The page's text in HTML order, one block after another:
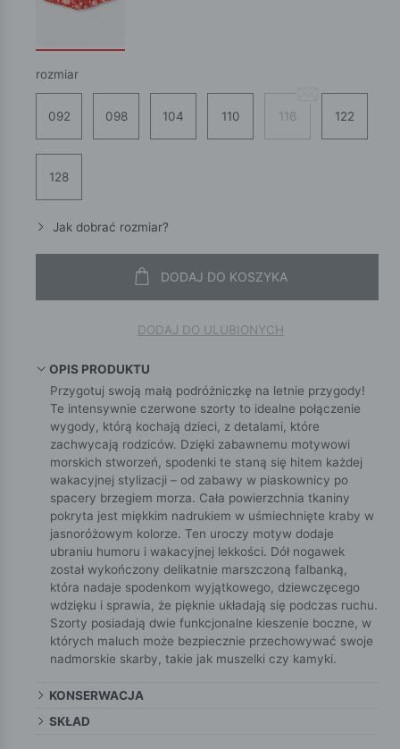
rozmiar
092 098 104 110 116 122
128
Jak dobrać rozmiar?
DODAJ DO KOSZYKA
DODAJ DO ULUBIONYCH
OPIS PRODUKTU
Przygotuj swoją małą podróżniczkę na letnie przygody!
Te intensywnie czerwone szorty to idealne połączenie
wygody, którą kochają dzieci, z detalami, które
zachwycają rodziców. Dzięki zabawnemu motywowi
morskich stworzeń, spodenki te staną się hitem każdej
wakacyjnej stylizacji – od zabawy w piaskownicy po
spacery brzegiem morza. Cała powierzchnia tkaniny
pokryta jest miękkim nadrukiem w uśmiechnięte kraby w
jasnoróżowym kolorze. Ten uroczy motyw dodaje
ubraniu humoru i wakacyjnej lekkości. Dół nogawek
został wykończony delikatnie marszczoną falbanką,
która nadaje spodenkom wyjątkowego, dziewczęcego
wdzięku i sprawia, że pięknie układają się podczas ruchu.
Szorty posiadają dwie funkcjonalne kieszenie boczne, w
których maluch może bezpiecznie przechowywać swoje
nadmorskie skarby, takie jak muszelki czy kamyki.
KONSERWACJA
SKŁAD